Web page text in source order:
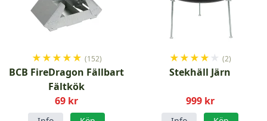
★★★★★ (152)
BCB FireDragon Fällbart
Fältkök
69 kr
★★★★ ★ (2)
Stekhäll Järn
999 kr